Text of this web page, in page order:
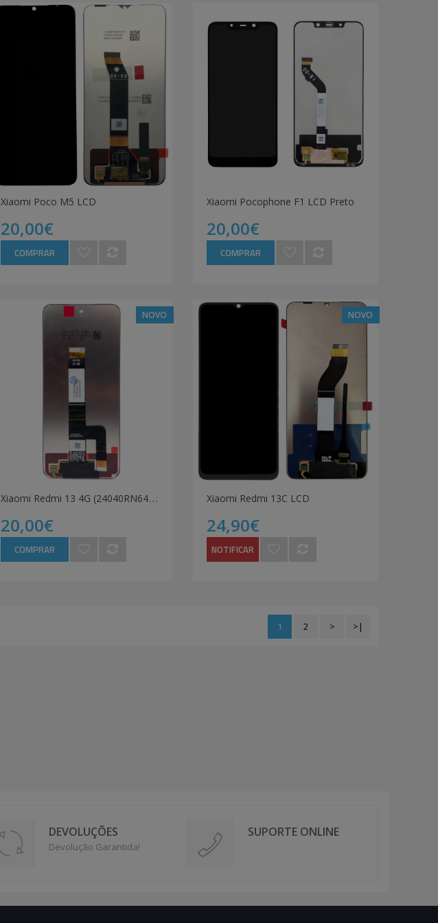
Xiaomi Poco M5 LCD
20,00€
COMPRAR
Xiaomi Pocophone F1 LCD Preto
20,00€
COMPRAR
NOVO
X
iaomi Redmi 13 4G (24040RN64Y) LCD
20,00€
COMPRAR
NOVO
Xiaomi Redmi 13C LCD
24,90€
NOTIFICAR
1 2 > >|
DEVOLUÇÕES
Devolução Garantida!
SUPORTE ONLINE